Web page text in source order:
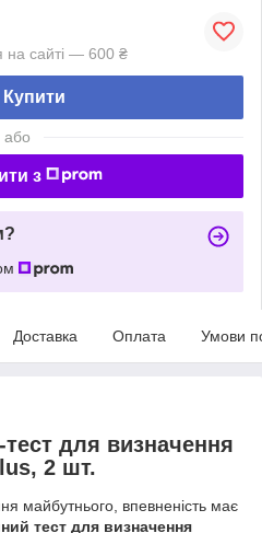
на сайті — 600 ₴
Купити
або
з
Доставка Оплата Умови
для визначення
2 шт.
майбутнього, впевненість має
тест для визначення